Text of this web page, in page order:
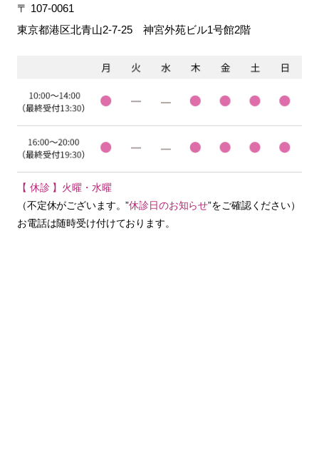
〒 107-0061
東京都港区北青山2-7-25 神宮外苑ビル1号館2階
【 休診 】火曜・水曜
（不定休がございます。”休診日のお知らせ”をご確認ください）
お電話は随時受け付けております。